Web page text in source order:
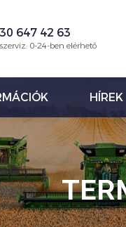
647 42 63
0-24-ben elérhető
HÍREK